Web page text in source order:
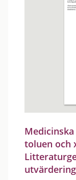
toluen och
utvärdering